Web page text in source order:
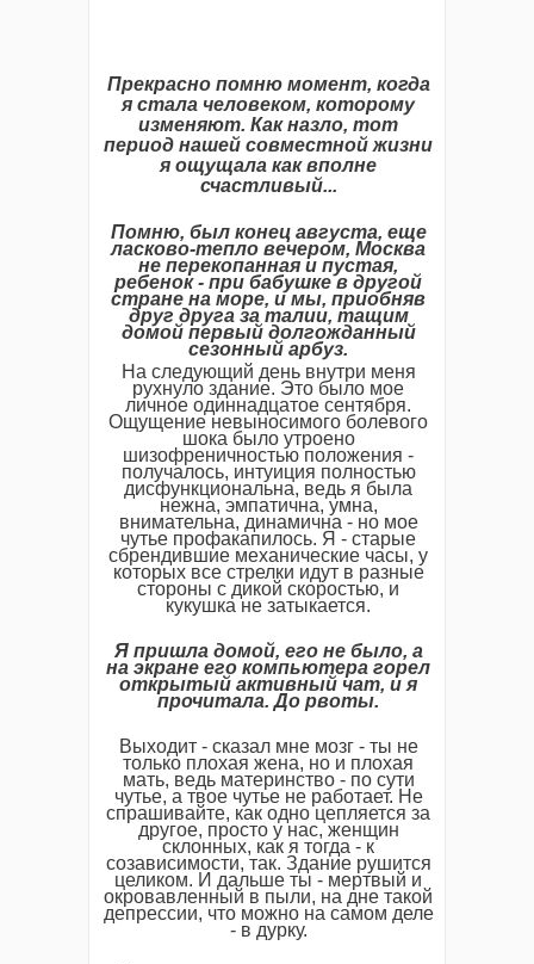
Прекрасно помню момент, когда
я стала человеком, которому
изменяют. Как назло, тот
период нашей совместной жизни
я ощущала как вполне
счастливый...
Помню, был конец августа, еще
ласково-тепло вечером, Москва
не перекопанная и пустая,
ребенок- при бабушке в другой
стране на море, и мы, приобняв
друг друга за талии, тащим
домой первый долгожданный
сезонный арбуз.
На следующий день внутри меня
рухнуло здание. Это было мое
личное одиннадцатое сентября.
Ощущение невыносимого болевого
шока было утроено
шизофреничностью положения -
получалось, интуиция полностью
дисфункциональна, ведь я была
нежна, эмпатична, умна,
внимательна, динамична - но мое
чутье профакапилось. Я - старые
сбрендившие механические часы, у
которых все стрелки идут в разные
стороны с дикой скоростью, и
кукушка не затыкается.
Я пришла домой, его не было, а
на экране его компьютера горел
открытый активный чат, и я
прочитала.До рвоты.
Выходит - сказал мне мозг - ты не
только плохая жена, но и плохая
мать, ведь материнство - по сути
чутье, а твое чутье не работает. Не
спрашивайте, как одно цепляется за
другое, просто у нас, женщин
склонных, как я тогда - к
созависимости, так. Здание рушится
целиком. И дальше ты - мертвый и
окровавленный в пыли, на дне такой
депрессии, что можно на самом деле
- в дурку.